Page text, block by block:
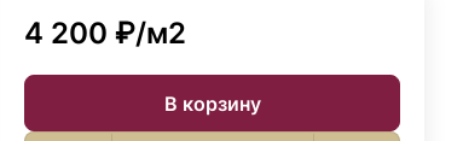
4 200 ₽/м2
В корзину